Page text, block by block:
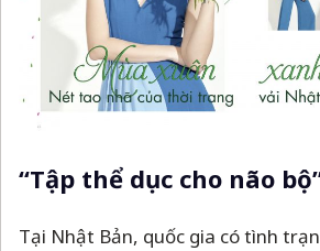
“Tập thể dục cho não
Tại Nhật Bản, quốc gia có tình